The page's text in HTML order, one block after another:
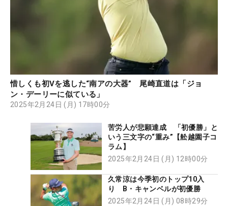
惜しくも初Vを逃した“南アの大器” 尾崎直道は「ジョ
ン・デーリーに似ている」
2025年2月24日 (月) 17時00分
苦労人が悲願達成 「初優勝」と
いう三文字の“重み”【舩越園子コ
ラム】
2025年2月24日 (月) 12時00分
久常涼は今季初のトップ10入
り B・キャンベルが初優勝
2025年2月24日 (月) 08時29分